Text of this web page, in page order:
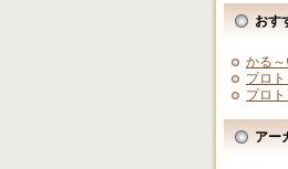
おす
かる
プロ
プロ
アー